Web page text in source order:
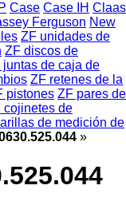
Case Case IH Claas
Ferguson New
ZF unidades de
ZF discos de
juntas de caja de
ZF retenes de la
pistones ZF pares de
cojinetes de
de medición de
»